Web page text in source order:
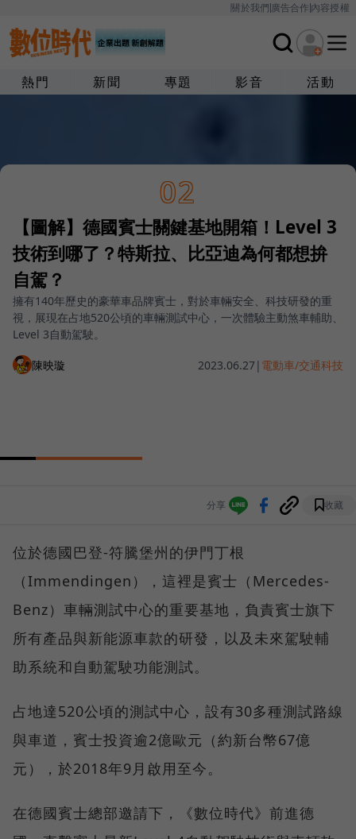
關於我們廣告合作內容授權
熱門 新聞 專題 影音 活動
02
【圖解】德國賓士關鍵基地開箱！Level 3
技術到哪了？特斯拉、比亞迪為何都想拚
自駕？
擁有140年歷史的豪華車品牌賓士，對於車輛安全、科技研發的重
視，展現在占地520公頃的車輛測試中心，一次體驗主動煞車輔助、
Level 3自動駕駛。
陳映璇 2023.06.27| 電動車/交通科技
分享 收藏
位於德國巴登-符騰堡州的伊門丁根
（Immendingen），這裡是賓士（Mercedes-
Benz）車輛測試中心的重要基地，負責賓士旗下
所有產品與新能源車款的研發，以及未來駕駛輔
助系統和自動駕駛功能測試。
占地達520公頃的測試中心，設有30多種測試路線
與車道，賓士投資逾2億歐元（約新台幣67億
元），於2018年9月啟用至今。
在德國賓士總部邀請下，《數位時代》前進德